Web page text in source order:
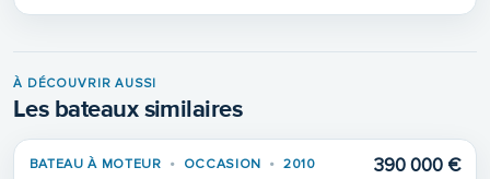
À DÉCOUVRIR AUSSI
Les bateaux similaires
BATEAU À MOTEUR OCCASION 2010 390 000 €